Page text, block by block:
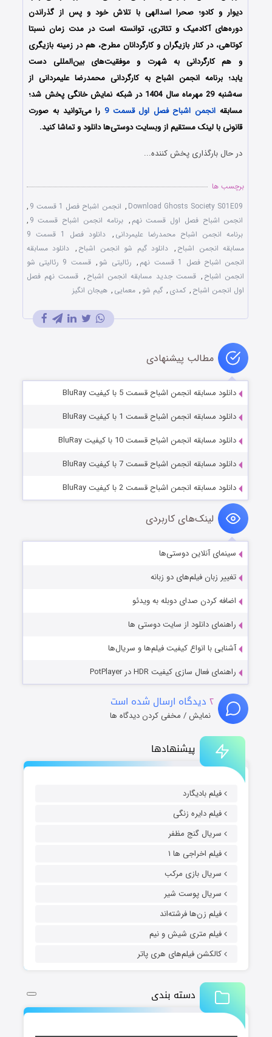
پیشنهادها
فیلم بادیگارد
فیلم دایره زنگی
سریال گنج مظفر
فیلم اخراجی ها ۱
سریال بازی مرکب
سریال پوست شیر
فیلم زن‌ها فرشته‌اند
فیلم متری شیش و نیم
کالکشن فیلم‌های هری پاتر
دسته بندی
دیوار و کادو؛ صحرا اسدالهی با تلاش خود و پس از گذراندن
دوره‌های آکادمیک و تئاتری، توانسته است در مدت زمان نسبتا
کوتاهی، در کنار بازیگران و کارگردانان مطرح، هم در زمینه بازیگری
و هم کارگردانی به شهرت و موفقیت‌های بین‌المللی دست
یابد؛ برنامه انجمن اشباح به کارگردانی محمدرضا علیمردانی از
سه‌شنبه 29 مهرماه سال 1404 در شبکه نمایش خانگی پخش شد؛
مسابقه انجمن اشباح فصل اول قسمت 9
را می‌توانید به صورت
قانونی با لینک مستقیم از وبسایت دوستی‌ها دانلود و تماشا کنید.
در حال بارگذاری پخش کننده...
برچسب ها
Download Ghosts Society S01E09
, انجمن اشباح فصل 1 قسمت 9
,
انجمن اشباح فصل اول قسمت نهم , برنامه انجمن اشباح قسمت 9
,
برنامه انجمن اشباح محمدرضا علیمردانی ,
دانلود فصل 1 قسمت 9
مسابقه انجمن اشباح , دانلود گیم شو انجمن اشباح , دانلود مسابقه
انجمن اشباح فصل 1 قسمت نهم
, رئالیتی شو ,
قسمت 9 رئالیتی‌ شو
انجمن اشباح , قسمت جدید مسابقه انجمن اشباح , قسمت نهم فصل
اول انجمن اشباح , کمدی , گیم شو , معمایی , هیجان انگیز
مطالب پیشنهادی
دانلود مسابقه انجمن اشباح قسمت 5 با کیفیت BluRay
دانلود مسابقه انجمن اشباح قسمت 1 با کیفیت BluRay
دانلود مسابقه انجمن اشباح قسمت 10 با کیفیت BluRay
دانلود مسابقه انجمن اشباح قسمت 7 با کیفیت BluRay
دانلود مسابقه انجمن اشباح قسمت 2 با کیفیت BluRay
لینک‌های کاربردی
سینمای آنلاین دوستی‌ها
تغییر زبان فیلم‌های دو زبانه
اضافه کردن صدای دوبله به ویدئو
راهنمای دانلود از سایت دوستی ها
آشنایی با انواع کیفیت فیلم‌ها و سریال‌ها
راهنمای فعال سازی کیفیت HDR در PotPlayer
۲ دیدگاه ارسال شده است
نمایش / مخفی کردن دیدگاه ها